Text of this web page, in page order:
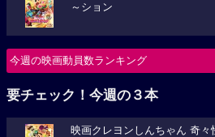
～ション
今週の映画動員数ランキング
要チェック！今週の３本
映画クレヨンしんちゃん 奇